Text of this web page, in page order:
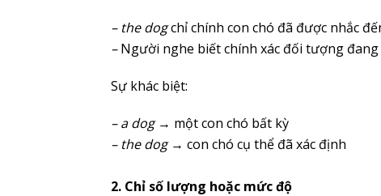
– the dogchỉ chính con chó đã được nhắc
–Người nghe biết chính xác đối tượng
Sự khác biệt:
– a dog→ một con chó bất kỳ
– the dog→ con chó cụ thể đã xác định
2. Chỉ số lượng hoặc mức độ